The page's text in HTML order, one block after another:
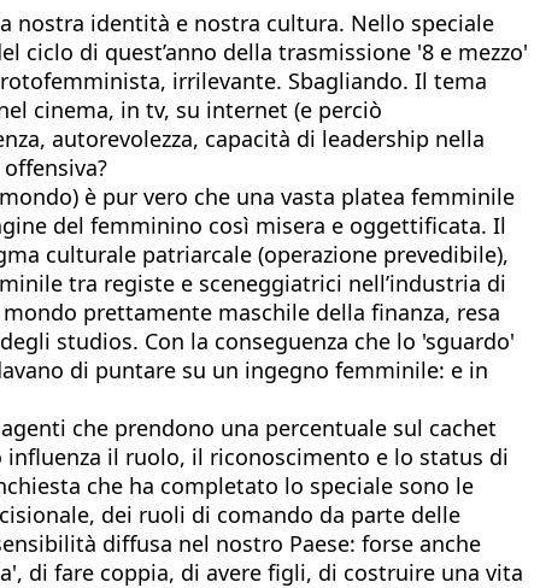
nostra identità e nostra cultura. Nello speciale
ciclo di quest’anno della trasmissione '8 e mezzo'
irrilevante. Sbagliando. Il tema
cinema, in tv, su internet (e perciò
autorevolezza, capacità di leadership nella
è pur vero che una vasta platea femminile
del femminino così misera e oggettificata. Il
culturale patriarcale (operazione prevedibile),
tra registe e sceneggiatrici nell’industria di
prettamente maschile della finanza, resa
studios. Con la conseguenza che lo 'sguardo'
di puntare su un ingegno femminile: e in
che prendono una percentuale sul cachet
il ruolo, il riconoscimento e lo status di
che ha completato lo speciale sono le
dei ruoli di comando da parte delle
diffusa nel nostro Paese: forse anche
di fare coppia, di avere figli, di costruire una vita